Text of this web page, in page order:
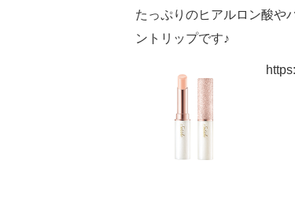
たっぷりのヒアルロン酸や
ントリップです♪